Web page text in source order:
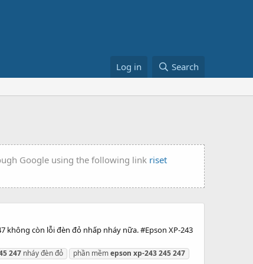
Log in Search
Google using the following link riset
không còn lỗi đèn đỏ nhấp nháy nữa. #Epson XP-243
247 nháy đèn đỏ phần mềmepson xp-243245247